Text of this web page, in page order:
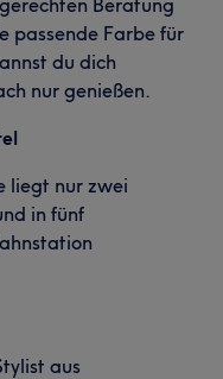
passende Farbe für
du dich
nur genießen.
liegt nur zwei
in fünf
aus